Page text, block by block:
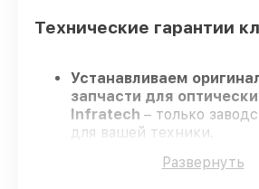
Технические гарантии
Устанавливаем
запчасти для
Infratech – только
для вашей техники.
проходят серьезную
Развернуть